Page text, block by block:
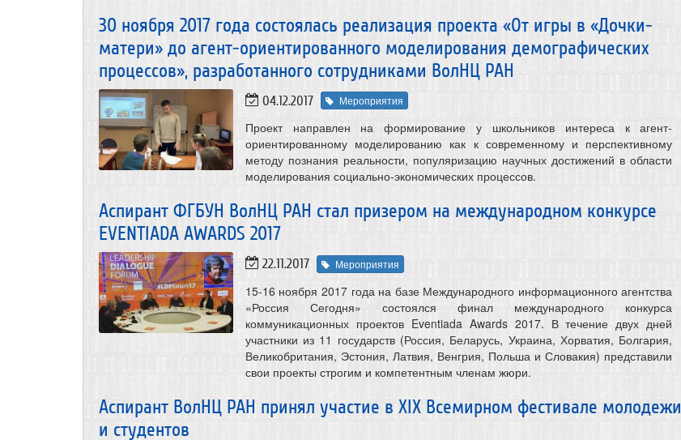
30 ноября 2017 года состоялась реализация проекта «От игры в «Дочки-
матери» до агент-ориентированного моделирования демографических
процессов», разработанного сотрудниками ВолНЦ РАН
04.12.2017 Мероприятия
Проект направлен на формирование у школьников интереса к агент-
ориентированному моделированию как к современному и перспективному
методу познания реальности, популяризацию научных достижений в области
моделирования социально-экономических процессов.
Аспирант ФГБУН ВолНЦ РАН стал призером на международном конкурсе
EVENTIADA AWARDS 2017
22.11.2017 Мероприятия
15-16 ноября 2017 года на базе Международного информационного агентства
«Россия Сегодня» состоялся финал международного конкурса
коммуникационных проектов Eventiada Awards 2017. В течение двух дней
участники из 11 государств (Россия, Беларусь, Украина, Хорватия, Болгария,
Великобритания, Эстония, Латвия, Венгрия, Польша и Словакия) представили
свои проекты строгим и компетентным членам жюри.
Аспирант ВолНЦ РАН принял участие в XIX Всемирном фестивале молодежи
и студентов